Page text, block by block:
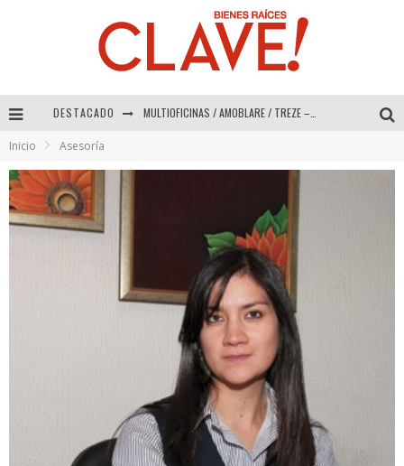
DESTACADO MULTIOFICINAS / AMOBLARE / TREZE – Especial Interiorismo & Decoración 2026
Inicio Asesoría